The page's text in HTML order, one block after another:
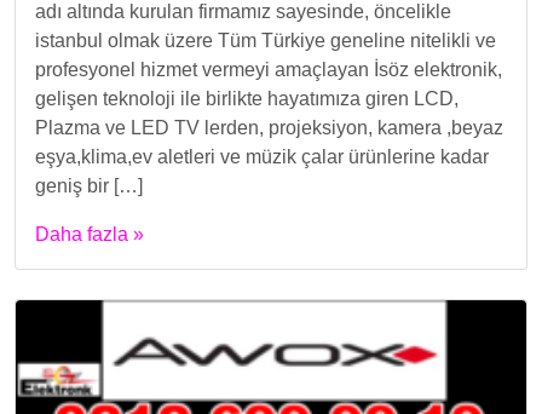
adı altında kurulan firmamız sayesinde, öncelikle
istanbul olmak üzere Tüm Türkiye geneline nitelikli ve
profesyonel hizmet vermeyi amaçlayan İsöz elektronik,
gelişen teknoloji ile birlikte hayatımıza giren LCD,
Plazma ve LED TV lerden, projeksiyon, kamera ,beyaz
eşya,klima,ev aletleri ve müzik çalar ürünlerine kadar
geniş bir […]
Daha fazla »